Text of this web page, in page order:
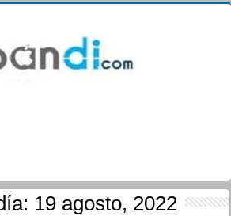
19 agosto, 2022